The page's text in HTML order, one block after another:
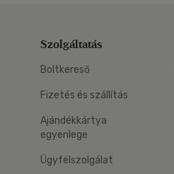
Szolgáltatás
Boltkereső
Fizetés és szállítás
Ajándékkártya
egyenlege
Ügyfélszolgálat